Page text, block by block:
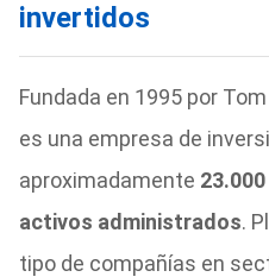
invertidos
Fundada en 1995 por
es una empresa de
aproximadamente
activos administrados.
tipo de compañías en